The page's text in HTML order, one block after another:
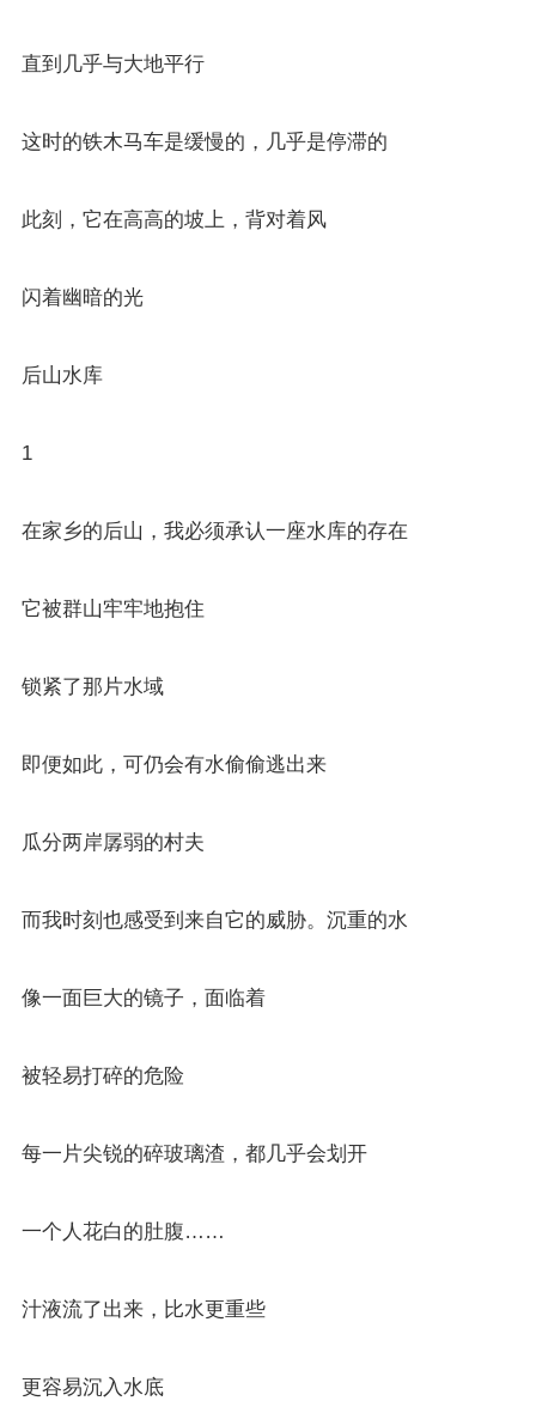
直到几乎与大地平行
这时的铁木马车是缓慢的，几乎是停滞的
此刻，它在高高的坡上，背对着风
闪着幽暗的光
后山水库
1
在家乡的后山，我必须承认一座水库的存在
它被群山牢牢地抱住
锁紧了那片水域
即便如此，可仍会有水偷偷逃出来
瓜分两岸孱弱的村夫
而我时刻也感受到来自它的威胁。沉重的水
像一面巨大的镜子，面临着
被轻易打碎的危险
每一片尖锐的碎玻璃渣，都几乎会划开
一个人花白的肚腹……
汁液流了出来，比水更重些
更容易沉入水底